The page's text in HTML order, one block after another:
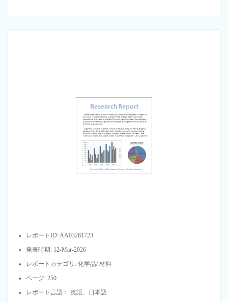
レポートID: AA03261723
発表時期: 12-Mar-2026
レポートカテゴリ: 化学品/ 材料
ページ: 250
レポート言語： 英語、日本語